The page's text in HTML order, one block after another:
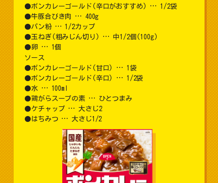
ボンカレーゴールド(辛口がおすすめ) … 1/2袋
牛豚合びき肉 … 400g
パン粉 … 1/2カップ
玉ねぎ(粗みじん切り) … 中1/2個(100g)
卵 … 1個
ソース
ボンカレーゴールド(甘口) … 1袋
ボンカレーゴールド(辛口) … 1/2袋
水 … 100ml
鶏がらスープの素 … ひとつまみ
ケチャップ … 大さじ2
はちみつ … 大さじ1/2